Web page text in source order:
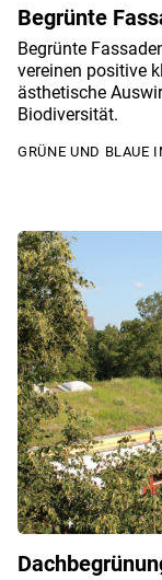
Begrünte
Begrünte
vereinen positive
ästhetische
Biodiversität.
GRÜNE UND BLAUE